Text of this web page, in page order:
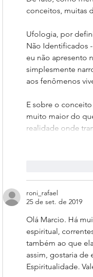
conceitos, muitas
Ufologia, por
Não Identificados
eu não apresento
simplesmente
aos fenômenos
E sobre o
muito maior do
realidade onde
roni_rafael
25 de set. de 2019
Olá Marcio. Há
espiritual,
também ao que
assim, gostaria
Espiritualidade.